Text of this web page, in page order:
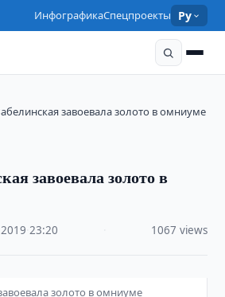
ИнфографикаСпецпроекты Ру
завоевала золото в омниуме
завоевала золото в
·23:20 1067 views
золото в омниуме